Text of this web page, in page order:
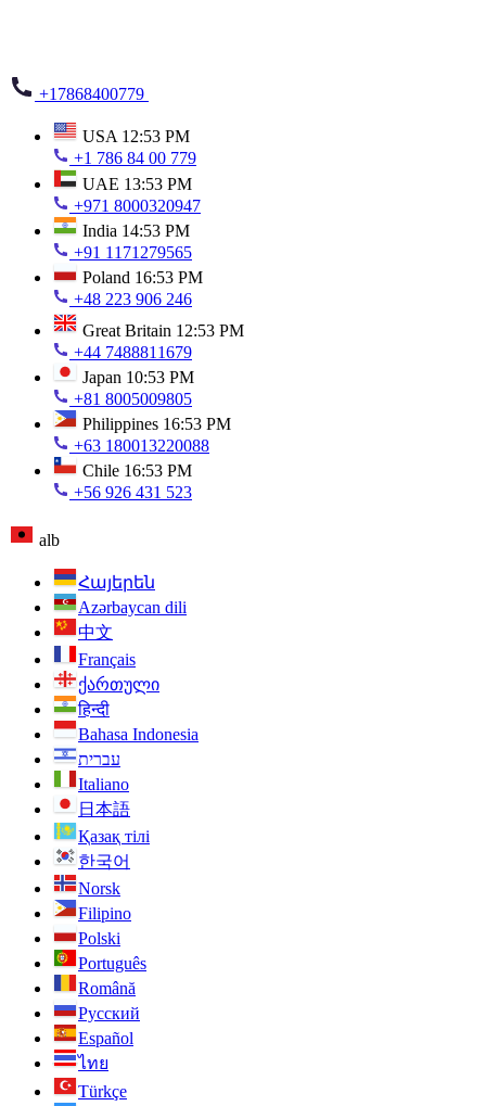
+17868400779
USA 12:53 PM
+1 786 84 00 779
UAE 13:53 PM
+971 8000320947
India 14:53 PM
+91 1171279565
Poland 16:53 PM
+48 223 906 246
Great Britain 12:53 PM
+44 7488811679
Japan 10:53 PM
+81 8005009805
Philippines 16:53 PM
+63 180013220088
Chile 16:53 PM
+56 926 431 523
alb
Հայերեն
Azərbaycan dili
中文
Français
ქართული
हिन्दी
Bahasa Indonesia
עברית
Italiano
日本語
Қазақ тілі
한국어
Norsk
Filipino
Polski
Português
Română
Русский
Español
ไทย
Türkçe